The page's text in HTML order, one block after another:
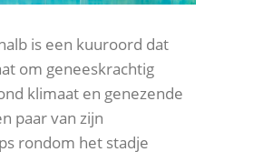
is een kuuroord dat
om geneeskrachtig
klimaat en genezende
paar van zijn
rondom het stadje